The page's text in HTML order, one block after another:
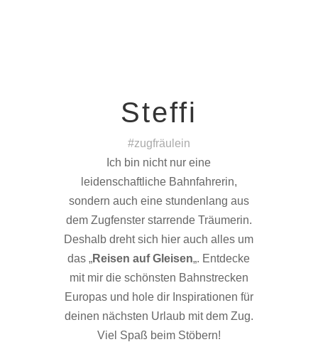
Steffi
#zugfräulein
Ich bin nicht nur eine
leidenschaftliche Bahnfahrerin,
sondern auch eine stundenlang aus
dem Zugfenster starrende Träumerin.
Deshalb dreht sich hier auch alles um
das „Reisen auf Gleisen„. Entdecke
mit mir die schönsten Bahnstrecken
Europas und hole dir Inspirationen für
deinen nächsten Urlaub mit dem Zug.
Viel Spaß beim Stöbern!